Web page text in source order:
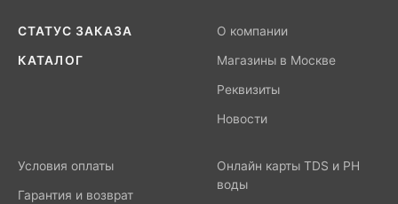
СТАТУС ЗАКАЗА
КАТАЛОГ
О компании
Магазины в Москве
Реквизиты
Новости
Условия оплаты
Гарантия и возврат
Онлайн карты TDS и PH
воды